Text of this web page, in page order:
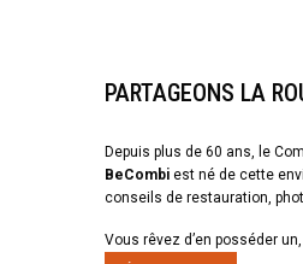
PARTAGEONS LA
Depuis plus de 60 ans, le
BeCombi est né de cette
conseils de restauration,
Vous rêvez d’en posséder